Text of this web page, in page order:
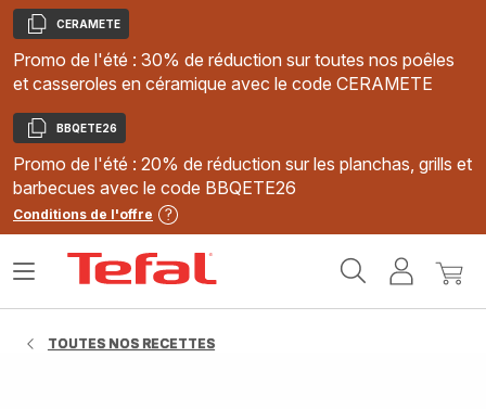
Copier
CERAMETE
Promo de l'été : 30% de réduction sur toutes nos poêles
et casseroles en céramique avec le code CERAMETE
Copier
BBQETE26
Promo de l'été : 20% de réduction sur les planchas, grills et
barbecues avec le code BBQETE26
Conditions de l'offre
MonMon
Ouvrir
TOUTES NOS RECETTES